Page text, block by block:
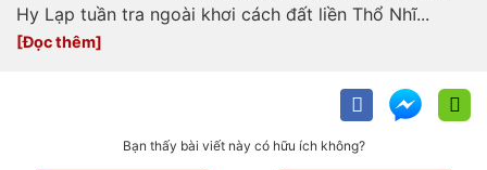
Hy Lạp tuần tra ngoài khơi cách đất liền Thổ Nhĩ...
Bạn thấy bài viết này có hữu ích không?